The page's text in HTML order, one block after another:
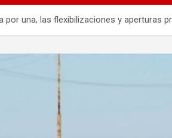
por una, las flexibilizaciones y aperturas